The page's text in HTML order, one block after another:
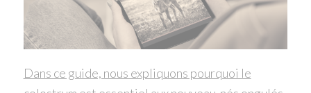
Dans ce guide, nous expliquons pourquoi le